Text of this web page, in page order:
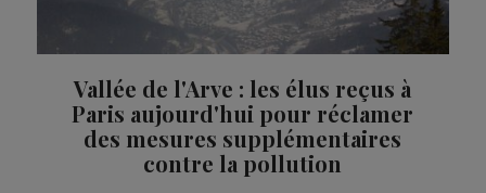
Vallée de l'Arve : les élus reçus à
Paris aujourd'hui pour réclamer
des mesures supplémentaires
contre la pollution